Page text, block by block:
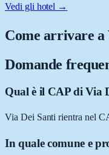
Vedi gli hotel →
Come arrivare a
Domande
Qual è il CAP di Via
Via Dei Santi rientra nel
In quale comune e